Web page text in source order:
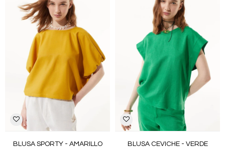
BLUSA SPORTY - AMARILLO BLUSA CEVICHE - VERDE